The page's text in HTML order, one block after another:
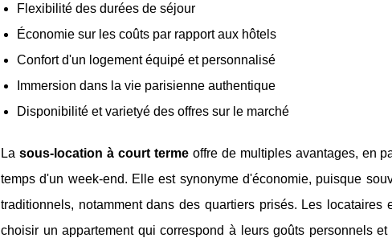
Flexibilité des durées de séjour
Économie sur les coûts par rapport aux hôtels
Confort d'un logement équipé et personnalisé
Immersion dans la vie parisienne authentique
Disponibilité et varietyé des offres sur le marché
La sous-location à court termeoffre de multiples avantages, en
temps d'un week-end. Elle est synonyme d'économie, puisque
traditionnels, notamment dans des quartiers prisés. Les
choisir un appartement qui correspond à leurs goûts personnels